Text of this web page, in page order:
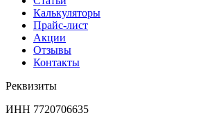
Калькуляторы
Прайс-лист
Акции
Отзывы
Контакты
Реквизиты
ИНН 7720706635